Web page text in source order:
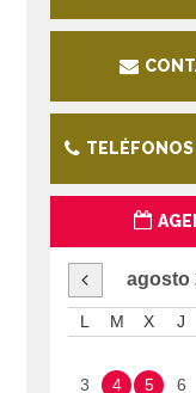
agosto
L M X J
3
4 5 6